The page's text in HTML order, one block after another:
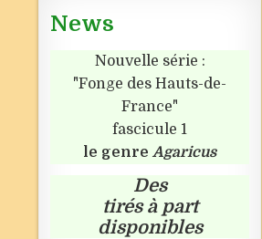
News
Nouvelle série :
"Fonge des Hauts-de-
France"
fascicule 1
le genre Agaricus
Des
tirés à part
disponibles